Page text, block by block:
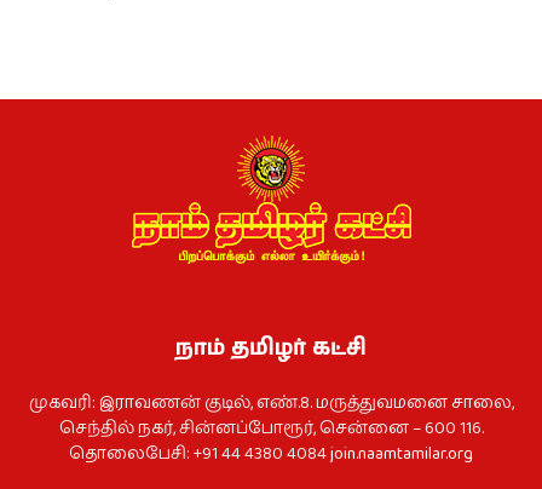
நாம் தமிழர் கட்சி
முகவரி: இராவணன் குடில், எண்.8. மருத்துவமனை சாலை,
செந்தில் நகர், சின்னப்போரூர், சென்னை – 600 116.
தொலைபேசி: +91 44 4380 4084join.naamtamilar.org